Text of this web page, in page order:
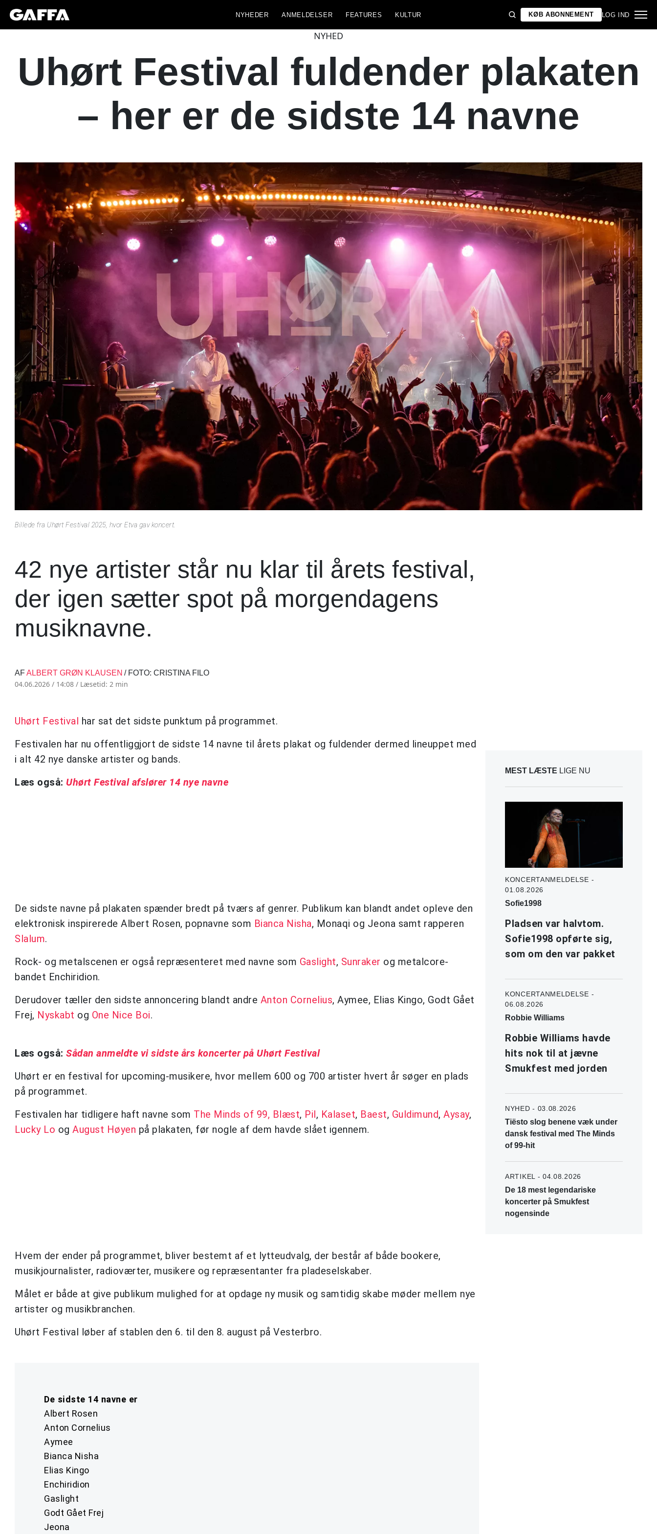
NYHEDER ANMELDELSER FEATURES KULTUR KØB ABONNEMENT LOG IND
NYHED
Uhørt Festival fuldender plakaten
– her er de sidste 14 navne
Billede fra Uhørt Festival 2025, hvor Etva gav koncert.
42 nye artister står nu klar til årets festival,
der igen sætter spot på morgendagens
musiknavne.
AFALBERT GRØN KLAUSEN / FOTO: CRISTINA FILO
04.06.2026 / 14:08 / Læsetid: 2 min
Uhørt Festival har sat det sidste punktum på programmet.
Festivalen har nu offentliggjort de sidste 14 navne til årets plakat og fuldender dermed lineuppet med
i alt 42 nye danske artister og bands.
Læs også: Uhørt Festival afslører 14 nye navne
De sidste navne på plakaten spænder bredt på tværs af genrer. Publikum kan blandt andet opleve den
elektronisk inspirerede Albert Rosen, popnavne som Bianca Nisha, Monaqi og Jeona samt rapperen
Slalum.
Rock- og metalscenen er også repræsenteret med navne som Gaslight, Sunraker og metalcore-
bandet Enchiridion.
Derudover tæller den sidste annoncering blandt andre Anton Cornelius, Aymee, Elias Kingo, Godt Gået
Frej, Nyskabt og One Nice Boi.
Læs også: Sådan anmeldte vi sidste års koncerter på Uhørt Festival
Uhørt er en festival for upcoming-musikere, hvor mellem 600 og 700 artister hvert år søger en plads
på programmet.
Festivalen har tidligere haft navne som The Minds of 99, Blæst, Pil, Kalaset, Baest, Guldimund, Aysay,
Lucky Lo og August Høyen på plakaten, før nogle af dem havde slået igennem.
Hvem der ender på programmet, bliver bestemt af et lytteudvalg, der består af både bookere,
musikjournalister, radioværter, musikere og repræsentanter fra pladeselskaber.
Målet er både at give publikum mulighed for at opdage ny musik og samtidig skabe møder mellem nye
artister og musikbranchen.
Uhørt Festival løber af stablen den 6. til den 8. august på Vesterbro.
De sidste 14 navne er
Albert Rosen
Anton Cornelius
Aymee
Bianca Nisha
Elias Kingo
Enchiridion
Gaslight
Godt Gået Frej
Jeona
MEST LÆSTE LIGE NU
KONCERTANMELDELSE -
01.08.2026
Sofie1998
Pladsen var halvtom.
Sofie1998 opførte sig,
som om den var pakket
KONCERTANMELDELSE -
06.08.2026
Robbie Williams
Robbie Williams havde
hits nok til at jævne
Smukfest med jorden
NYHED - 03.08.2026
Tiësto slog benene væk under
dansk festival med The Minds
of 99-hit
ARTIKEL - 04.08.2026
De 18 mest legendariske
koncerter på Smukfest
nogensinde